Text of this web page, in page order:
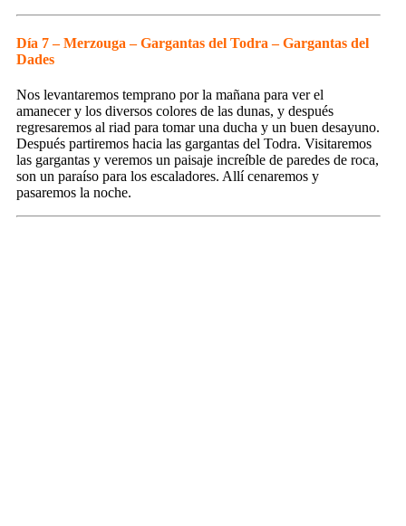
Día 7 – Merzouga – Gargantas del Todra – Gargantas del
Dades
Nos levantaremos temprano por la mañana para ver el
amanecer y los diversos colores de las dunas, y después
regresaremos al riad para tomar una ducha y un buen desayuno.
Después partiremos hacia las gargantas del Todra. Visitaremos
las gargantas y veremos un paisaje increíble de paredes de roca,
son un paraíso para los escaladores. Allí cenaremos y
pasaremos la noche.